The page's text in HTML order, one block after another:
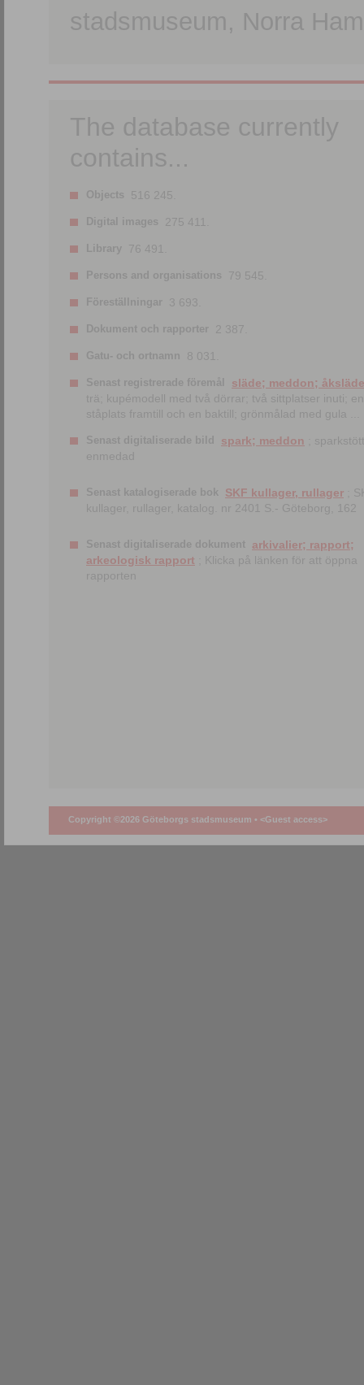
stadsmuseum, Norra
The database currently
contains...
Objects 516 245.
Digital images 275 411.
Library 76 491.
Persons and organisations 79 545.
Föreställningar 3 693.
Dokument och rapporter 2 387.
Gatu- och ortnamn 8 031.
Senast registrerade föremål
släde; meddon; åksläde
trä; kupémodell med två dörrar; två sittplatser inuti; en
ståplats framtill och en baktill; grönmålad med gula ...
Senast digitaliserade bild spark; meddon ;
enmedad
Senast katalogiserade bok SKF kullager, rullager ;
kullager, rullager, katalog. nr 2401 S.- Göteborg, 162
Senast digitaliserade dokument arkivalier; rapport;
arkeologisk rapport ; Klicka på länken för att öppna
rapporten
Copyright ©2026 Göteborgs stadsmuseum • <Guest access>